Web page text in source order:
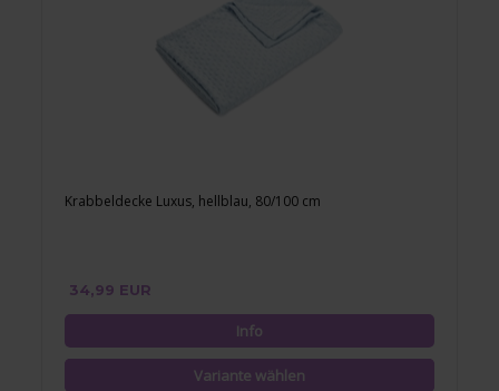
Krabbeldecke Luxus, hellblau, 80/100 cm
34,99 EUR